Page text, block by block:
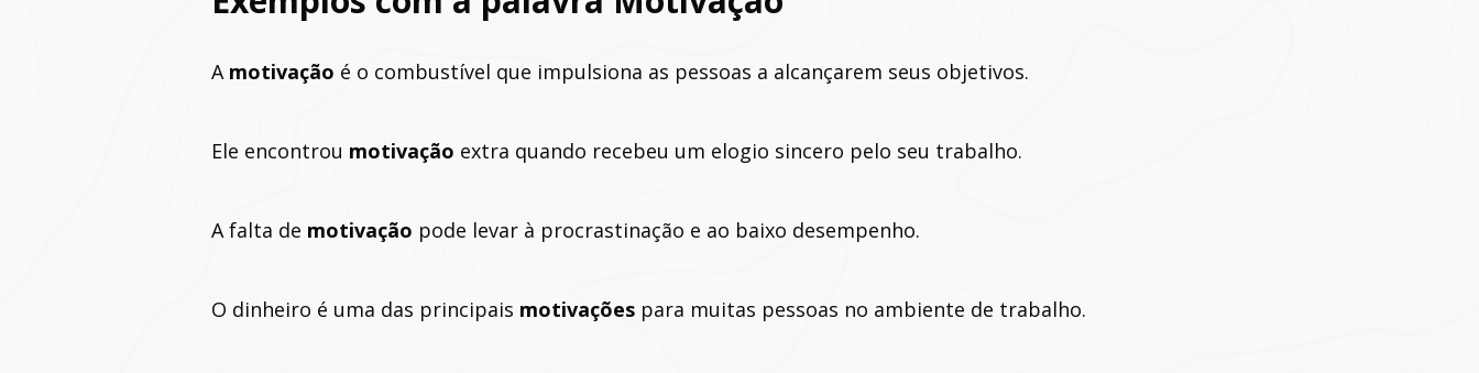
A motivação é o combustível que impulsiona as pessoas a alcançarem seus objetivos.
Ele encontrou motivação extra quando recebeu um elogio sincero pelo seu trabalho.
A falta de motivação pode levar à procrastinação e ao baixo desempenho.
O dinheiro é uma das principais motivações para muitas pessoas no ambiente de trabalho.